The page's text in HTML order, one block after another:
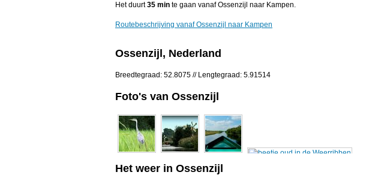
Het duurt35 min te gaan vanaf Ossenzijl naar Kampen.
Routebeschrijving vanaf Ossenzijl naar Kampen
Ossenzijl, Nederland
Breedtegraad: 52.8075 // Lengtegraad: 5.91514
Foto's van Ossenzijl
Het weer in Ossenzijl